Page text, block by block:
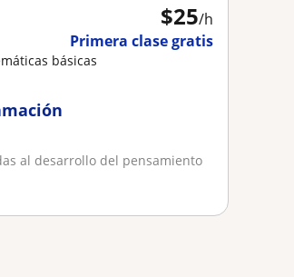
$25/h
Primera clase gratis
básicas
al desarrollo del pensamiento